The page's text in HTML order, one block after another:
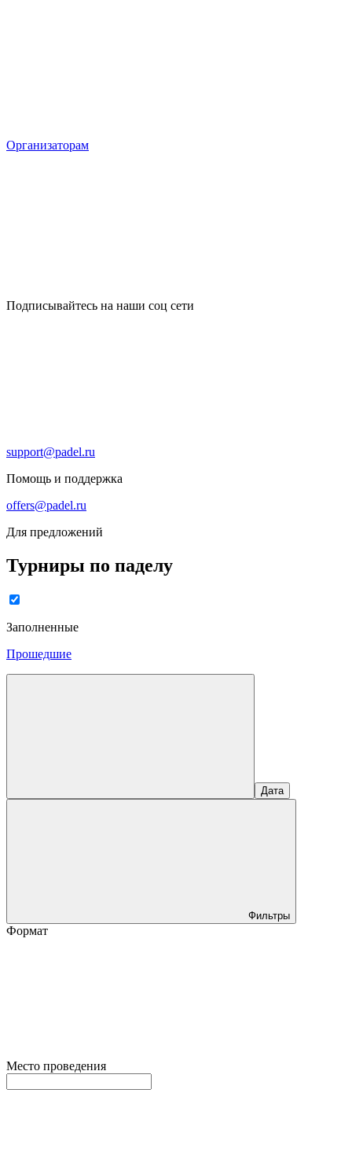
Организаторам
Подписывайтесь на наши соц сети
support@padel.ru
Помощь и поддержка
offers@padel.ru
Для предложений
Турниры по паделу
Заполненные
Прошедшие
Дата
Фильтры
Формат
Место проведения